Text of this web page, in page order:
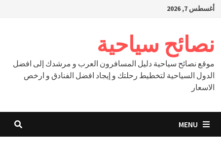
Skipأغسطس 7, 2026
نصائح سياحية
موقع نصائح سياحية دليل المسافرون العرب و مرشدك إلى افضل
الدول السياحية لتخطيط رحلتك و إيجاد افضل الفنادق و ارخص
الاسعار
MENU